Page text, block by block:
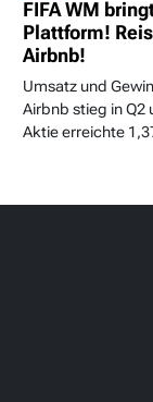
FIFA WM
Plattform!
Airbnb!
Umsatz und
Airbnb stieg in Q2
Aktie erreichte